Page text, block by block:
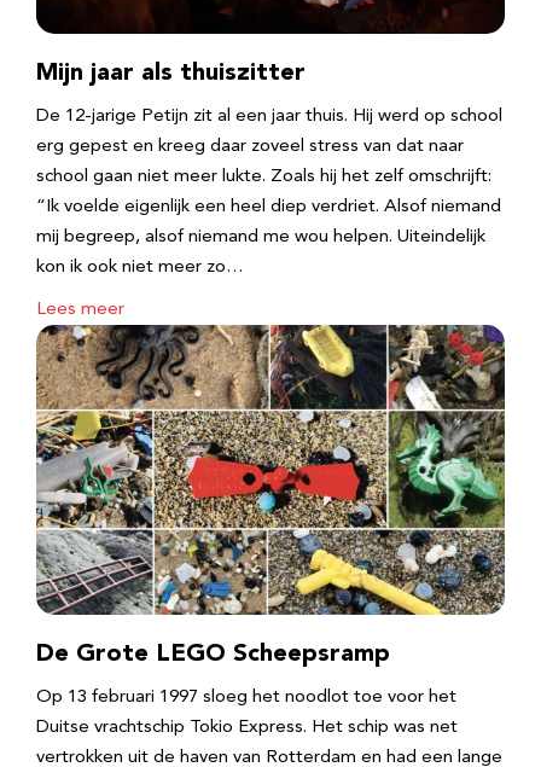
Mijn jaar als thuiszitter
De 12-jarige Petijn zit al een jaar thuis. Hij werd op school
erg gepest en kreeg daar zoveel stress van dat naar
school gaan niet meer lukte. Zoals hij het zelf omschrijft:
“Ik voelde eigenlijk een heel diep verdriet. Alsof niemand
mij begreep, alsof niemand me wou helpen. Uiteindelijk
kon ik ook niet meer zo…
Lees meer
De Grote LEGO Scheepsramp
Op 13 februari 1997 sloeg het noodlot toe voor het
Duitse vrachtschip Tokio Express. Het schip was net
vertrokken uit de haven van Rotterdam en had een lange